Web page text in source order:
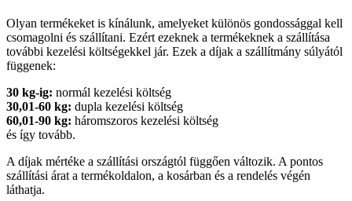
Olyan termékeket is kínálunk, amelyeket különös gondossággal kell
csomagolni és szállítani. Ezért ezeknek a termékeknek a szállítása
további kezelési költségekkel jár. Ezek a díjak a szállítmány súlyától
függenek:
30 kg-ig: normál kezelési költség
30,01-60 kg: dupla kezelési költség
60,01-90 kg: háromszoros kezelési költség
és így tovább.
A díjak mértéke a szállítási országtól függően változik. A pontos
szállítási árat a termékoldalon, a kosárban és a rendelés végén
láthatja.